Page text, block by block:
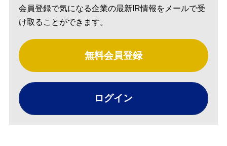
会員登録で気になる企業の最新IR情報をメールで受
け取ることができます。
無料会員登録
ログイン